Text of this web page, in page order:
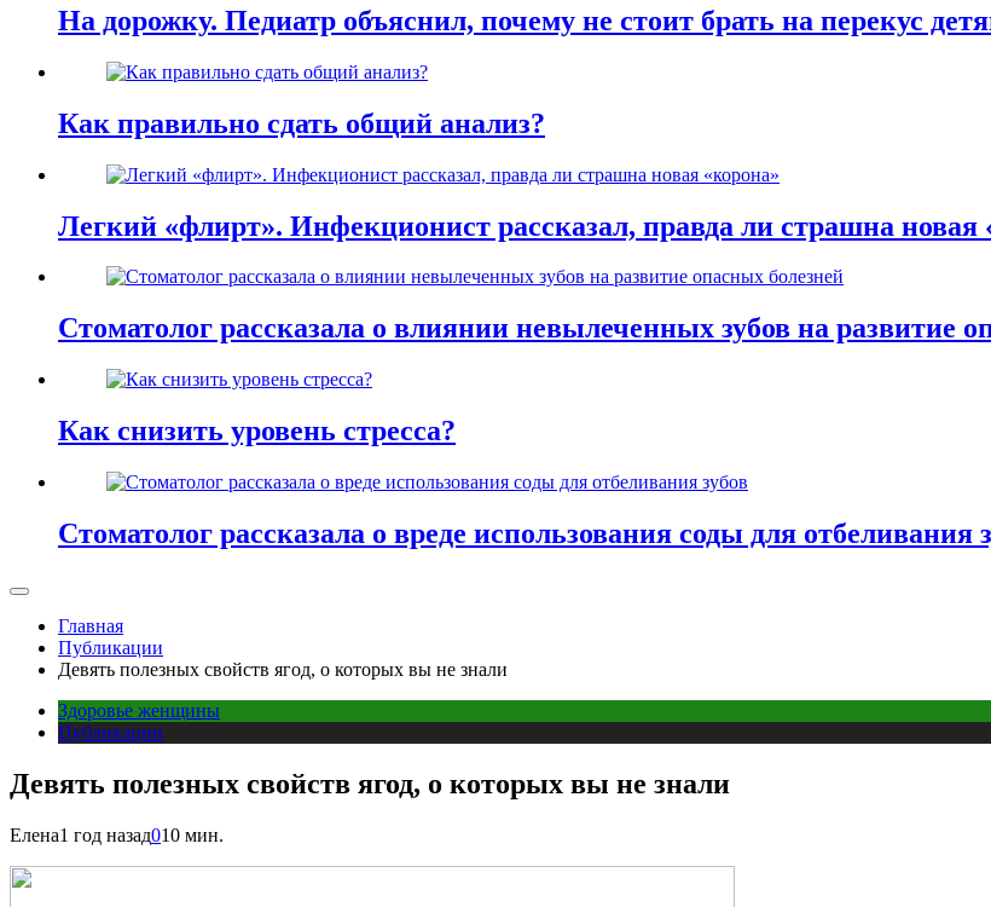
На дорожку. Педиатр объяснил, почему не стоит брать на перекус
Как правильно сдать общий анализ?
Легкий «флирт». Инфекционист рассказал, правда ли страшна новая
Стоматолог рассказала о влиянии невылеченных зубов на развитие
Как снизить уровень стресса?
Стоматолог рассказала о вреде использования соды для отбеливания
Главная
Публикации
Девять полезных свойств ягод, о которых вы не знали
Здоровье женщины
Публикации
Девять полезных свойств ягод, о которых вы не знали
Елена1 год назад010 мин.